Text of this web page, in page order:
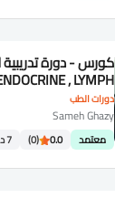
دورات الطب
, LYMPH
,BLOOD and CNS.
Sameh Ghazy
معتمد 0.0
(0) 7 درس